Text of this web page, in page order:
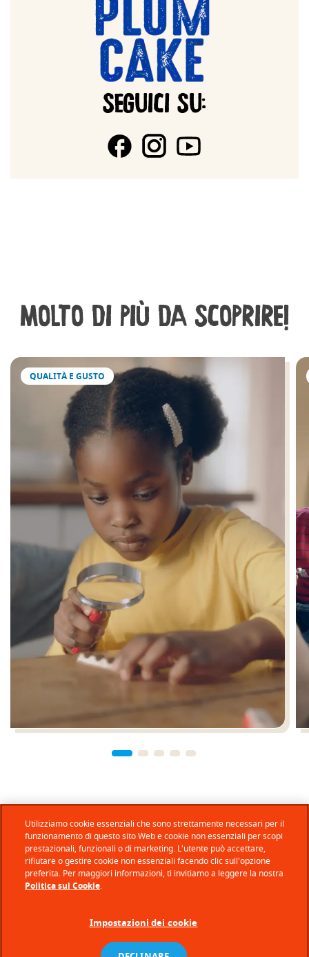
SEGUICI SU:
MOLTO DI PIÙ DA SCOPRIRE!
QUALITÀ E GUSTO
© Ferrero 2026 − All rights reserved
Utilizziamo cookie essenziali che sono strettamente necessari per il
funzionamento di questo sito Web e cookie non essenziali per scopi
prestazionali, funzionali o di marketing. L'utente può accettare,
rifiutare o gestire cookie non essenziali facendo clic sull'opzione
preferita. Per maggiori informazioni, ti invitiamo a leggere la nostra
Politica sui Cookie.
Impostazioni dei cookie